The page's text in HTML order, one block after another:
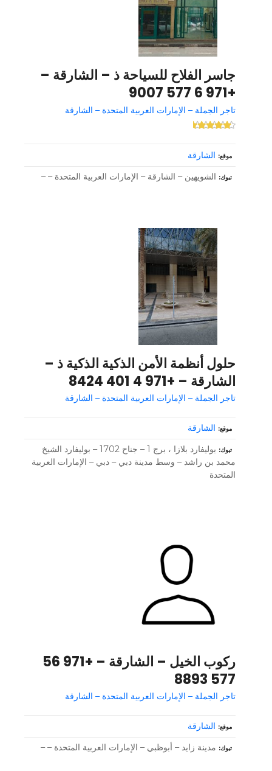
جاسر الفلاح للسياحة ذ – الشارقة –
+971 6 577 9007
تاجر الجملة – الإمارات العربية المتحدة – الشارقة
موقع الشارقة
تبوك الشويهين – الشارقة – الإمارات العربية المتحدة – –
حلول أنظمة الأمن الذكية الذكية ذ –
الشارقة – +971 4 401 8424
تاجر الجملة – الإمارات العربية المتحدة – الشارقة
موقع الشارقة
تبوك
بوليفارد بلازا ، برج 1 – جناح 1702 – بوليفارد الشيخ
محمد بن راشد – وسط مدينة دبي – دبي – الإمارات العربية
المتحدة
ركوب الخيل – الشارقة – +971 56
577 8893
تاجر الجملة – الإمارات العربية المتحدة – الشارقة
موقع الشارقة
تبوك مدينة زايد – أبوظبي – الإمارات العربية المتحدة – –